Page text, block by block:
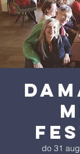
do 31 aug